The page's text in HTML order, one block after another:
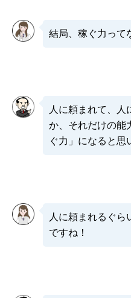
結局、稼ぐ力って
人に頼まれて、人
か、それだけの能
ぐ力」になると思
人に頼まれるぐら
ですね！